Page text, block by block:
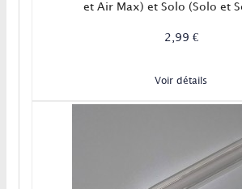
et Air Max) et Solo (Solo et
2,99 €
Voir détails